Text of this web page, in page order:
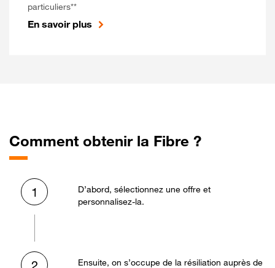
particuliers**
En savoir plus
Comment obtenir la Fibre ?
1
D’abord, sélectionnez une offre et
personnalisez-la.
Ensuite, on s’occupe de la résiliation auprès de